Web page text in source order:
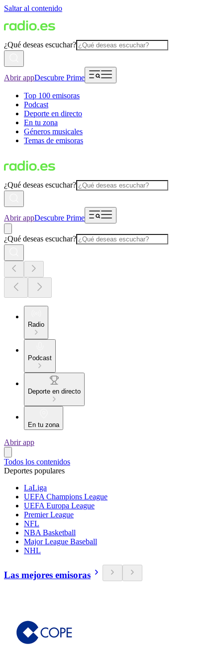
Saltar al contenido
¿Qué deseas escuchar?
Abrir appDescubre Prime
Top 100 emisoras
Podcast
Deporte en directo
En tu zona
Géneros musicales
Temas de emisoras
¿Qué deseas escuchar?
Abrir appDescubre Prime
¿Qué deseas escuchar?
Radio
Podcast
Deporte en directo
En tu zona
Abrir app
Todos los contenidos
Deportes populares
LaLiga
UEFA Champions League
UEFA Europa League
Premier League
NFL
NBA Basketball
Major League Baseball
NHL
Las mejores emisoras